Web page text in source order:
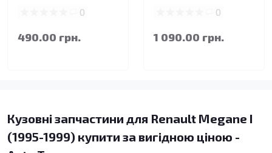
0
490.00 грн.
0
1 090.00 грн.
Кузовні запчастини для Renault Megane I
(1995-1999) купити за вигідною ціною -